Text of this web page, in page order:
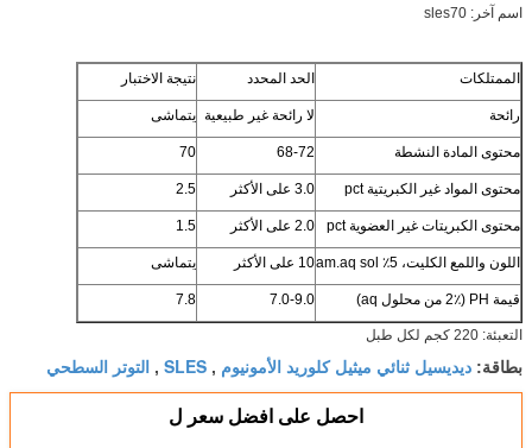
اسم آخر: sles70
الممتلكات الحد المحدد نتيجة الاختبار
رائحة لا رائحة غير طبيعية يتماشى
محتوى المادة النشطة 68-72
70
محتوى المواد غير الكبريتية pct 3.0 على الأكثر 2.5
محتوى الكبريتات غير العضوية pct 2.0 على الأكثر 1.5
اللون واللمع الكليت، 5٪ am.aq sol 10 على الأكثر يتماشى
قيمة PH (2٪ من محلول aq) 7.0-9.0
7.8
التعبئة: 220 كجم لكل طبل
بطاقة: ديديسيل ثنائي ميثيل كلوريد الأمونيوم ,
SLES
, التوتر السطحي
احصل على افضل سعر ل